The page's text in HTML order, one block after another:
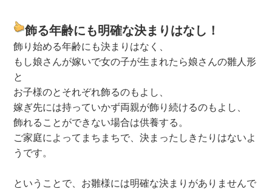
飾る年齢にも明確な決まりはなし！
飾り始める年齢にも決まりはなく、
もし娘さんが嫁いで女の子が生まれたら娘さんの雛人形
と
お子様のとそれぞれ飾るのもよし、
嫁ぎ先には持っていかず両親が飾り続けるのもよし、
飾れることができない場合は供養する。
ご家庭によってまちまちで、決まったしきたりはないよ
うです。
ということで、お雛様には明確な決まりがありませんで